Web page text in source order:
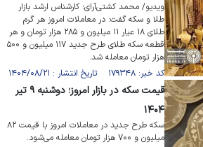
ویدیو/ محمد کشتی‌آرای؛ کارشناس ارشد بازار
طلا و سکه گفت: در معاملات امروز هر گرم
طلای ۱۸ عیار ۱۱ میلیون و ۲۸۵ هزار تومان و هر
قطعه سکه طلای طرح جدید ۱۱۷ میلیون و ۵۰۰
هزار تومان معامله شد.
کد خبر: ۱۷۹۳۴۸ تاریخ انتشار : ۱۴۰۴/۰۸/۲۱
قیمت سکه در بازار امروز؛ دو‌شنبه ۹ تیر
۱۴۰۴
سکه طرح جدید در معاملات امروز با قیمت ۸۲
میلیون و ۷۰۰ هزار تومان معامله می‌شود.